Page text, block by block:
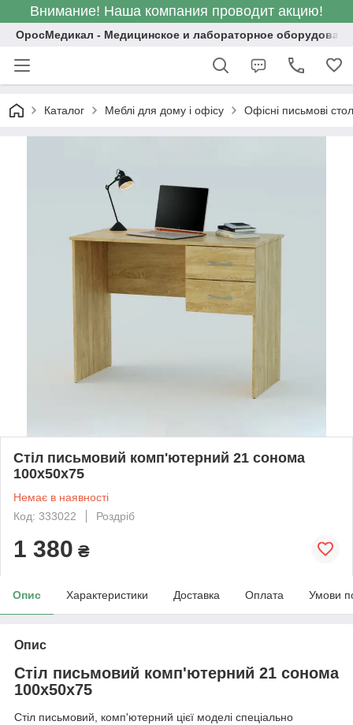
Внимание! Наша компания проводит акцию!
ОросМедикал - Медицинское и лабораторное
Каталог Меблі для дому і офісу Офісні письмові
Стіл письмовий комп'ютерний 21 сонома
100х50х75
Немає в наявності
Код: 333022
Роздріб
1 380 ₴
Опис Характеристики Доставка Оплата Умови
Опис
Стіл письмовий комп'ютерний 21 сонома
100х50х75
Стіл письмовий, комп'ютерний цієї моделі спеціально